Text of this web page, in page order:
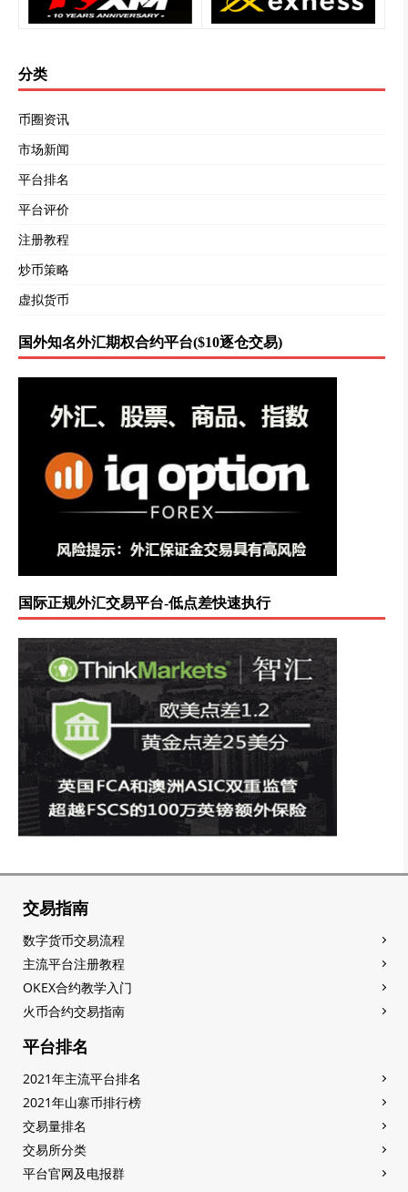
分类
币圈资讯
市场新闻
平台排名
平台评价
注册教程
炒币策略
虚拟货币
国外知名外汇期权合约平台($10逐仓交易)
国际正规外汇交易平台-低点差快速执行
交易指南
数字货币交易流程
主流平台注册教程
OKEX合约教学入门
火币合约交易指南
平台排名
2021年主流平台排名
2021年山寨币排行榜
交易量排名
交易所分类
平台官网及电报群